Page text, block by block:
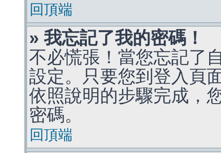
回頂端
» 我忘記了我的密碼！
不必慌張！當您忘記了
設定。只要您到登入頁
依照說明的步驟完成，
密碼。
回頂端